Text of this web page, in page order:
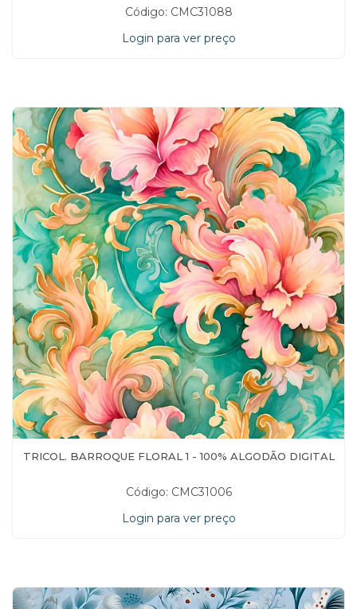
Código: CMC31088
Login para ver preço
TRICOL. BARROQUE FLORAL 1 - 100% ALGODÃO DIGITAL
Código: CMC31006
Login para ver preço